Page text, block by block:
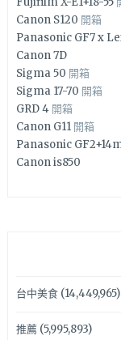
Canon S120 開箱
Panasonic GF7 x
Canon 7D
Sigma 50 開箱
Sigma 17-70 開箱
GRD 4 開箱
Canon G11 開箱
Panasonic
Canon is850
台中美食(14,449,965)
推薦(5,995,893)